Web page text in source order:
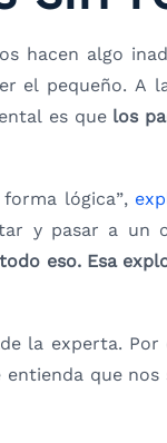
hacen algo
el pequeño.
es que los
lógica”,
y pasar a
eso. Esa
la experta.
que